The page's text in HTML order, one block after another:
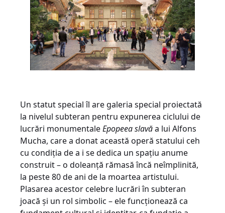
Un statut special îl are galeria special proiectată
la nivelul subteran pentru expunerea ciclului de
lucrări monumentaleEpopeea slavăa lui Alfons
Mucha, care a donat această operă statului ceh
cu condiția de a i se dedica un spațiu anume
construit – o doleanță rămasă încă neîmplinită,
la peste 80 de ani de la moartea artistului.
Plasarea acestor celebre lucrări în subteran
joacă și un rol simbolic – ele funcționează ca